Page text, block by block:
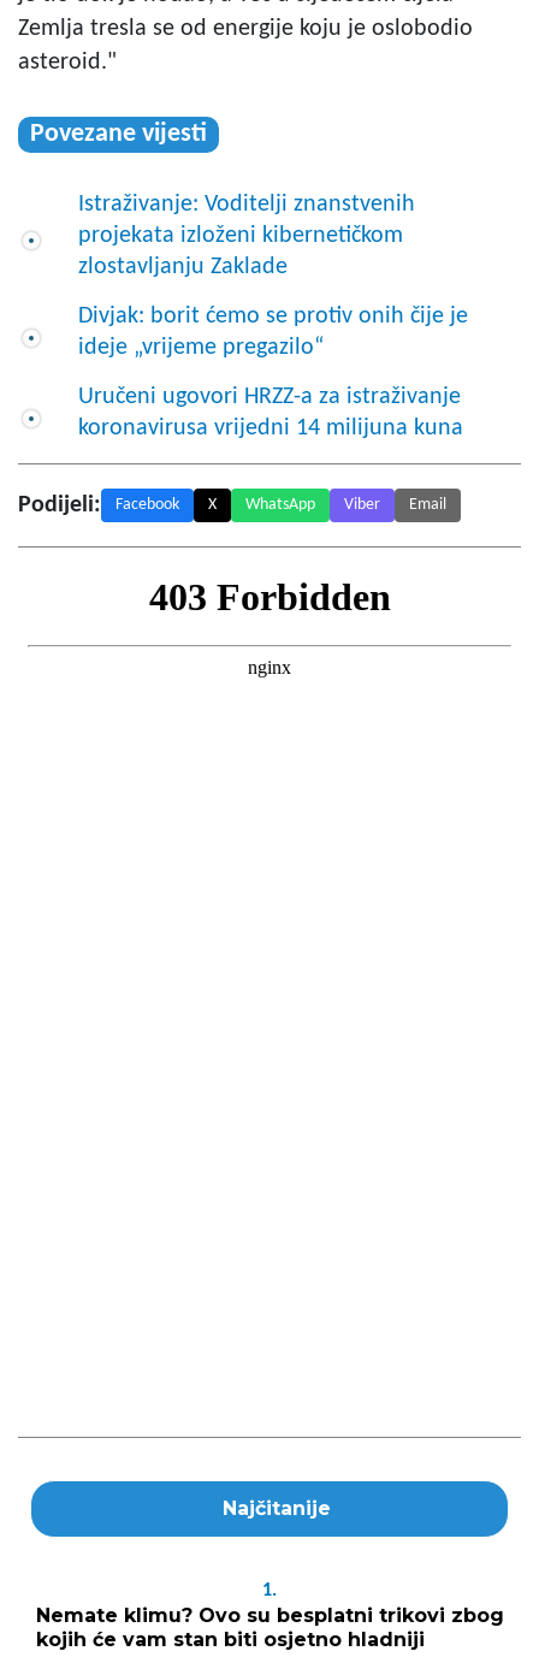
Zemlja tresla se od energije koju je oslobodio
asteroid."
Povezane vijesti
Istraživanje: Voditelji znanstvenih
projekata izloženi kibernetičkom
zlostavljanju Zaklade
Divjak: borit ćemo se protiv onih čije je
ideje „vrijeme pregazilo“
Uručeni ugovori HRZZ-a za istraživanje
koronavirusa vrijedni 14 milijuna kuna
Podijeli: Facebook X WhatsApp Viber Email
Najčitanije
1.
Nemate klimu? Ovo su besplatni trikovi zbog
kojih će vam stan biti osjetno hladniji